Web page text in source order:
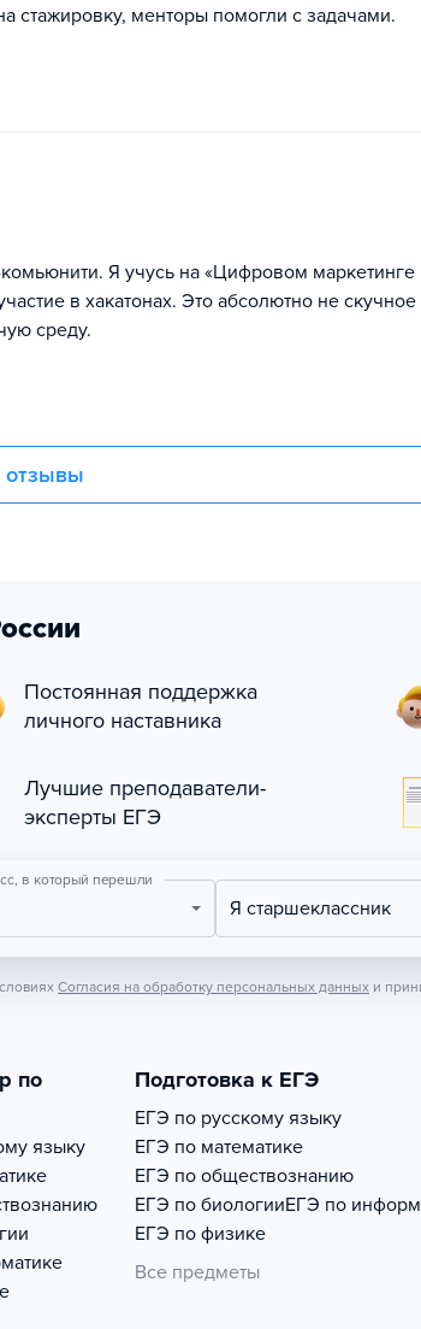
стажировку, менторы помогли с задачами.
Я учусь на «Цифровом маркетинге
в хакатонах. Это абсолютно не скучное
среду.
отзывы
Постоянная поддержка
личного наставника
Лучшие преподаватели-
эксперты ЕГЭ
в который перешли
Я старшеклассник
Согласия на обработку персональных данных и
по
языку
Подготовка к ЕГЭ
ЕГЭ по русскому языку
ЕГЭ по математике
ЕГЭ по обществознанию
ЕГЭ по биологииЕГЭ по
ЕГЭ по физике
Все предметы